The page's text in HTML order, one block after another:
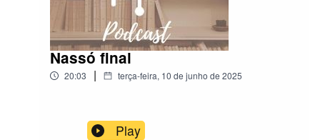
Nassó final
20:03 | terça-feira, 10 de junho de 2025
Play